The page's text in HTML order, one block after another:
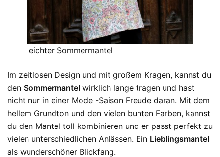
leichter Sommermantel
Im zeitlosen Design und mit großem Kragen, kannst du
den Sommermantel wirklich lange tragen und hast
nicht nur in einer Mode -Saison Freude daran. Mit dem
hellem Grundton und den vielen bunten Farben, kannst
du den Mantel toll kombinieren und er passt perfekt zu
vielen unterschiedlichen Anlässen. Ein Lieblingsmantel
als wunderschöner Blickfang.